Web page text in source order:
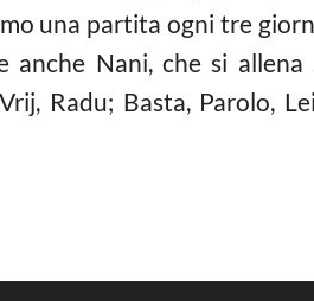
una partita ogni tre
Nani, che si allena
Radu; Basta, Parolo,